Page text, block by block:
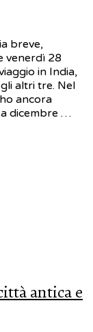
breve,
venerdì 28
in India,
altri tre. Nel
ancora
dicembre …
antica e